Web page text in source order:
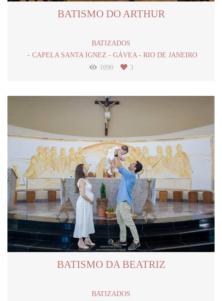
BATISMO DO ARTHUR
BATIZADOS
CAPELA SANTA IGNEZ - GÁVEA - RIO DE JANEIRO
1090
3
BATISMO DA BEATRIZ
BATIZADOS